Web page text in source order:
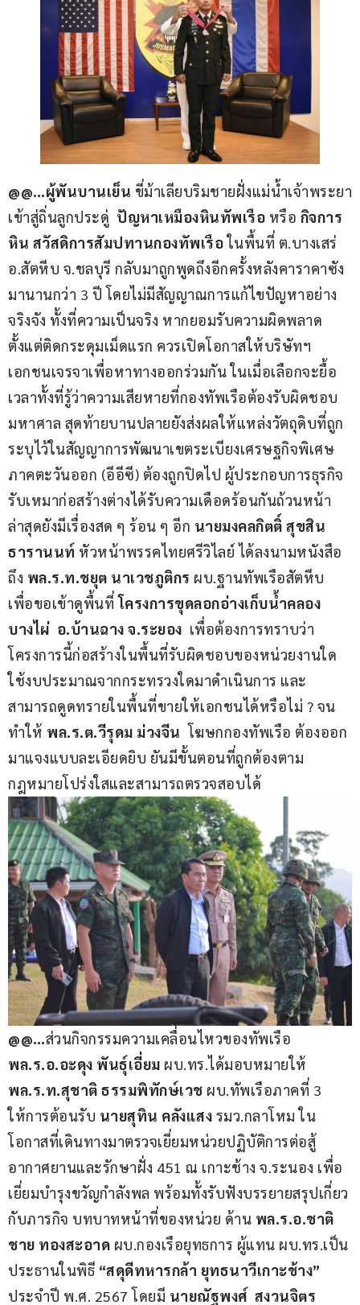
@@…ผู้พันบานเย็น ขี่ม้าเลียบริมชายฝั่งแม่น้ำเจ้าพระยา
เข้าสู่ถิ่นลูกประดู่ ปัญหาเหมืองหินทัพเรือ หรือ กิจการ
หิน สวัสดิการสัมปทานกองทัพเรือ ในพื้นที่ ต.บางเสร่
อ.สัตหีบ จ.ชลบุรี กลับมาถูกพูดถึงอีกครั้งหลังคาราคาซัง
มานานกว่า 3 ปี โดยไม่มีสัญญาณการแก้ไขปัญหาอย่าง
จริงจัง ทั้งที่ความเป็นจริง หากยอมรับความผิดพลาด
ตั้งแต่ติดกระดุมเม็ดแรก ควรเปิดโอกาสให้บริษัทฯ
เอกชนเจรจาเพื่อหาทางออกร่วมกัน ในเมื่อเลือกจะยื้อ
เวลาทั้งที่รู้ว่าความเสียหายที่กองทัพเรือต้องรับผิดชอบ
มหาศาล สุดท้ายบานปลายยังส่งผลให้แหล่งวัตถุดิบที่ถูก
ระบุไว้ในสัญญาการพัฒนาเขตระเบียงเศรษฐกิจพิเศษ
ภาคตะวันออก (อีอีซี) ต้องถูกปิดไป ผู้ประกอบการธุรกิจ
รับเหมาก่อสร้างต่างได้รับความเดือดร้อนกันถ้วนหน้า
ล่าสุดยังมีเรื่องสด ๆ ร้อน ๆ อีก นายมงคลกิตติ์ สุขสิน
ธารานนท์ หัวหน้าพรรคไทยศรีวิไลย์ ได้ลงนามหนังสือ
ถึง พล.ร.ท.ชยุต นาเวชภูติกร ผบ.ฐานทัพเรือสัตหีบ
เพื่อขอเข้าดูพื้นที่ โครงการขุดลอกอ่างเก็บน้ำคลอง
บางไผ่  อ.บ้านฉาง จ.ระยอง เพื่อต้องการทราบว่า
โครงการนี้ก่อสร้างในพื้นที่รับผิดชอบของหน่วยงานใด
ใช้งบประมาณจากกระทรวงใดมาดำเนินการ และ
สามารถดูดทรายในพื้นที่ขายให้เอกชนได้หรือไม่ ? จน
ทำให้ พล.ร.ต.วีรุดม ม่วงจีน โฆษกกองทัพเรือ ต้องออก
มาแจงแบบละเอียดยิบ ยันมีขั้นตอนที่ถูกต้องตาม
กฎหมายโปร่งใสและสามารถตรวจสอบได้
@@…ส่วนกิจกรรมความเคลื่อนไหวของทัพเรือ
พล.ร.อ.อะดุง พันธุ์เอี่ยม ผบ.ทร.ได้มอบหมายให้
พล.ร.ท.สุชาติ ธรรมพิทักษ์เวช ผบ.ทัพเรือภาคที่ 3
ให้การต้อนรับ นายสุทิน คลังแสง รมว.กลาโหม ใน
โอกาสที่เดินทางมาตรวจเยี่ยมหน่วยปฏิบัติการต่อสู้
อากาศยานและรักษาฝั่ง 451 ณ เกาะช้าง จ.ระนอง เพื่อ
เยี่ยมบำรุงขวัญกำลังพล พร้อมทั้งรับฟังบรรยายสรุปเกี่ยว
กับภารกิจ บทบาทหน้าที่ของหน่วย ด้าน พล.ร.อ.ชาติ
ชาย ทองสะอาด ผบ.กองเรือยุทธการ ผู้แทน ผบ.ทร.เป็น
ประธานในพิธี “สดุดีทหารกล้า ยุทธนาวีเกาะช้าง”
ประจำปี พ.ศ. 2567 โดยมี นายณัฐพงศ์  สงวนจิตร